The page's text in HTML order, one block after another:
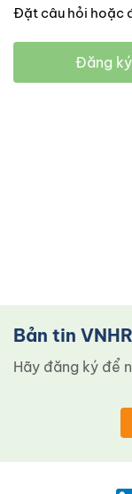
Đặt câu hỏi hoặc
Đăng ký
Bản tin VNHR
Hãy đăng ký để